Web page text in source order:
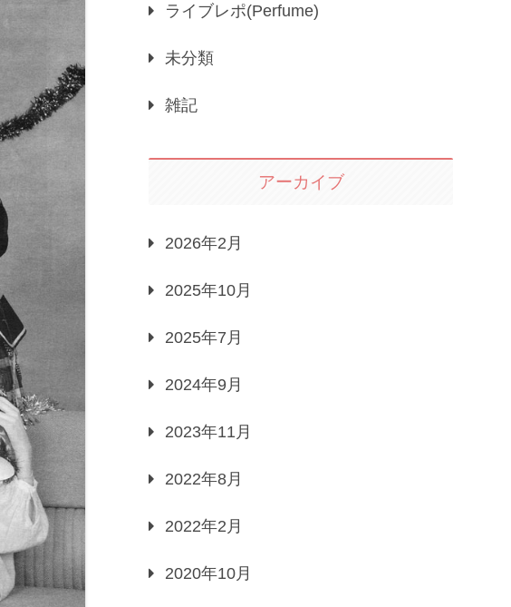
ライブレポ(Perfume)
未分類
雑記
アーカイブ
2026年2月
2025年10月
2025年7月
2024年9月
2023年11月
2022年8月
2022年2月
2020年10月